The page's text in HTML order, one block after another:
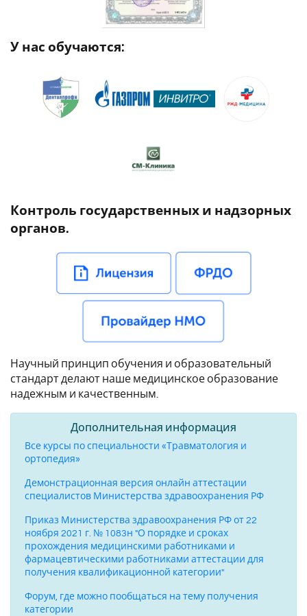
У нас обучаются:
Контроль государственных и надзорных
органов.
Научный принцип обучения и образовательный
стандарт делают наше медицинское образование
надежным и качественным.
Дополнительная информация
Все курсы по специальности «Травматология и
ортопедия»
Демонстрационная версия онлайн аттестации
специалистов Министерства здравоохранения РФ
Приказ Министерства здравоохранения РФ от 22
ноября 2021 г. № 1083н "О порядке и сроках
прохождения медицинскими работниками и
фармацевтическими работниками аттестации для
получения квалификационной категории"
Форум, где можно пообщаться на тему получения
категории